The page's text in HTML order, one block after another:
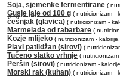
Soja, sjemenke fermentirane (
Gusje jaje od 100 g ( nutricionizam -
češnjak (glavica) ( nutricionizam -
Marmelada od rabarbare (
Kozje mlijeko ( nutricionizam -
Plavi patlidžan (sirovi) (
Tučeno slatko vrhnje (
Peršin (sirovi) ( nutricionizam -
Morski rak (kuhan) ( nutricionizam -